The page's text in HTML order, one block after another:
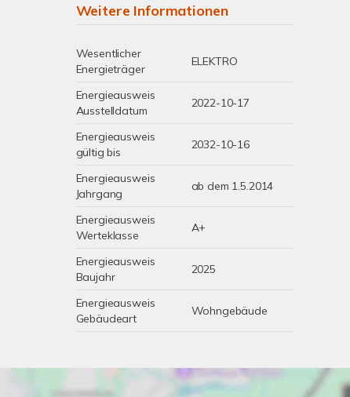
Weitere Informationen
Wesentlicher
Energieträger
ELEKTRO
Energieausweis
Ausstelldatum
2022-10-17
Energieausweis
gültig bis
2032-10-16
Energieausweis
Jahrgang
ab dem 1.5.2014
Energieausweis
Werteklasse
A+
Energieausweis
Baujahr
2025
Energieausweis
Gebäudeart
Wohngebäude